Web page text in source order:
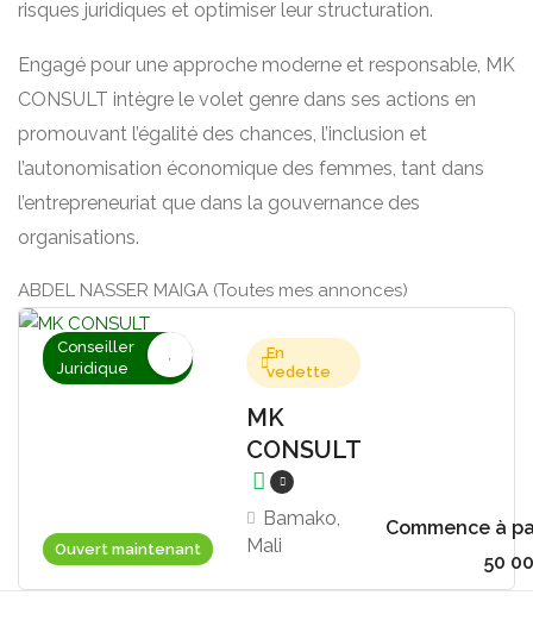
risques juridiques et optimiser leur structuration.
Engagé pour une approche moderne et responsable, MK
CONSULT intègre le volet genre dans ses actions en
promouvant l’égalité des chances, l’inclusion et
l’autonomisation économique des femmes, tant dans
l’entrepreneuriat que dans la gouvernance des
organisations.
ABDEL NASSER MAIGA (Toutes mes annonces)
Ouvert maintenant
Conseiller
Juridique
En
vedette
MK
CONSULT
Bamako,
Mali
Commence à
50